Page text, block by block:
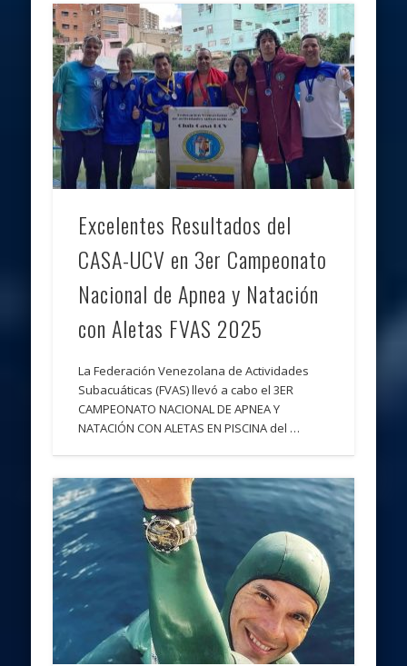
Excelentes Resultados del
CASA-UCV en 3er Campeonato
Nacional de Apnea y Natación
con Aletas FVAS 2025
La Federación Venezolana de Actividades
Subacuáticas (FVAS) llevó a cabo el 3ER
CAMPEONATO NACIONAL DE APNEA Y
NATACIÓN CON ALETAS EN PISCINA del …